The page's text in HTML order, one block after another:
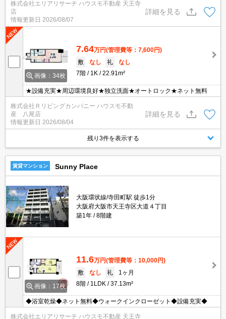
株式会社エリアリサーチ ハウスモ不動産 天王寺
店
情報更新日 2026/08/07
詳細を見る
画像：34枚
7.64万円(管理費等：7,600円)
敷
なし 礼
なし
7階
1K 22.91m²
★設備充実★周辺環境良好★独立洗面★オートロック★ネット無料
株式会社Ｒリビングカンパニー ハウスモ不動
産 八尾店
情報更新日 2026/08/04
詳細を見る
残り3件を表示する
賃貸マンション Sunny Place
大阪環状線/寺田町駅 徒歩1分
大阪府大阪市天王寺区大道４丁目
築1年
8階建
画像：17枚
11.6万円(管理費等：10,000円)
敷
なし 礼
1ヶ月
8階
1LDK 37.13m²
◆浴室乾燥◆ネット無料◆ウォークインクローゼット◆設備充実◆
株式会社エリアリサーチ ハウスモ不動産 天王寺